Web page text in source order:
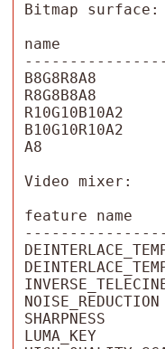
Bitmap surface:
name
B8G8R8A8
R8G8B8A8
R10G10B10A2
B10G10R10A2
A8
Video mixer:
feature
LUMA_KEY